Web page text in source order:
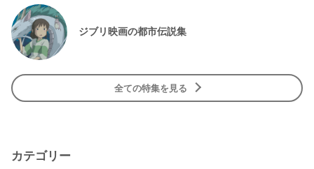
ジブリ映画の都市伝説集
全ての特集を見る
カテゴリー